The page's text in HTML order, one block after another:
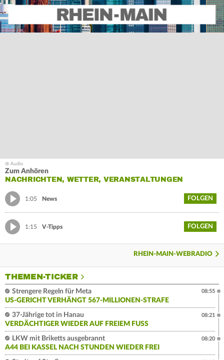
Zum Anhören
NACHRICHTEN, WETTER, VERANSTALTUNGEN
1:05 News FOLGEN
1:15 V-Tipps FOLGEN
RHEIN-MAIN-WEBRADIO
THEMEN-TICKER
Strengere Regeln für Meta
US-GERICHT VERHÄNGT 567-MILLIONEN-STRAFE
08:55
37-Jährige tot in Hanau
VERDÄCHTIGER WIEDER AUF FREIEM FUSS
08:21
LKW mit Briketts ausgebrannt
A44 BEI KASSEL NACH STUNDEN WIEDER FREI
08:20